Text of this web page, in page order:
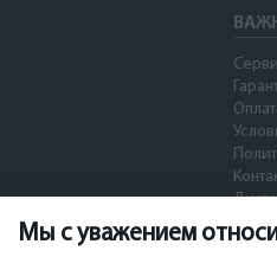
Мы с уважением